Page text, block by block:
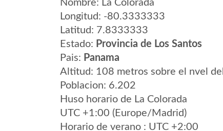
Nombre: La Colorada
Longitud: -80.3333333
Latitud: 7.8333333
Estado: Provincia de Los Santos
Pais: Panama
Altitud: 108 metros sobre el nvel
Poblacion: 6.202
Huso horario de La Colorada
UTC +1:00 (Europe/Madrid)
Horario de verano : UTC +2:00